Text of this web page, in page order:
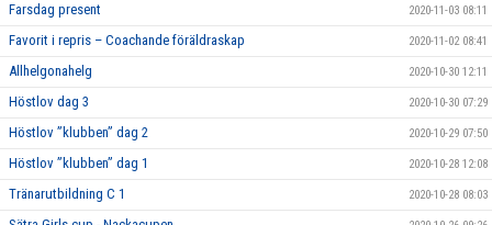
Farsdag present 2020-11-03 08:11
Favorit i repris – Coachande föräldraskap 2020-11-02 08:41
Allhelgonahelg 2020-10-30 12:11
Höstlov dag 3 2020-10-30 07:29
Höstlov ”klubben” dag 2 2020-10-29 07:50
Höstlov ”klubben” dag 1 2020-10-28 12:08
Tränarutbildning C 1 2020-10-28 08:03